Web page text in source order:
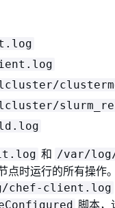
和 /var/
点时运行的所有操作
chef-client.log
脚本，